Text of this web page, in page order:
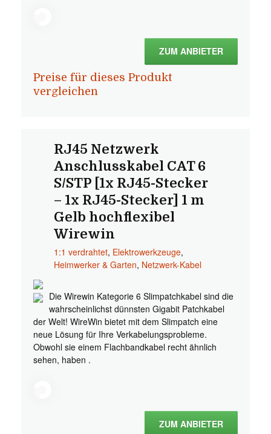
ZUM ANBIETER
Preise für dieses Produkt
vergleichen
RJ45 Netzwerk
Anschlusskabel CAT 6
S/STP [1x RJ45-Stecker
– 1x RJ45-Stecker] 1 m
Gelb hochflexibel
Wirewin
1:1 verdrahtet, Elektrowerkzeuge,
Heimwerker & Garten, Netzwerk-Kabel
Die Wirewin Kategorie 6 Slimpatchkabel sind die
wahrscheinlichst dünnsten Gigabit Patchkabel
der Welt! WireWin bietet mit dem Slimpatch eine
neue Lösung für Ihre Verkabelungsprobleme.
Obwohl sie einem Flachbandkabel recht ähnlich
sehen, haben .
ZUM ANBIETER